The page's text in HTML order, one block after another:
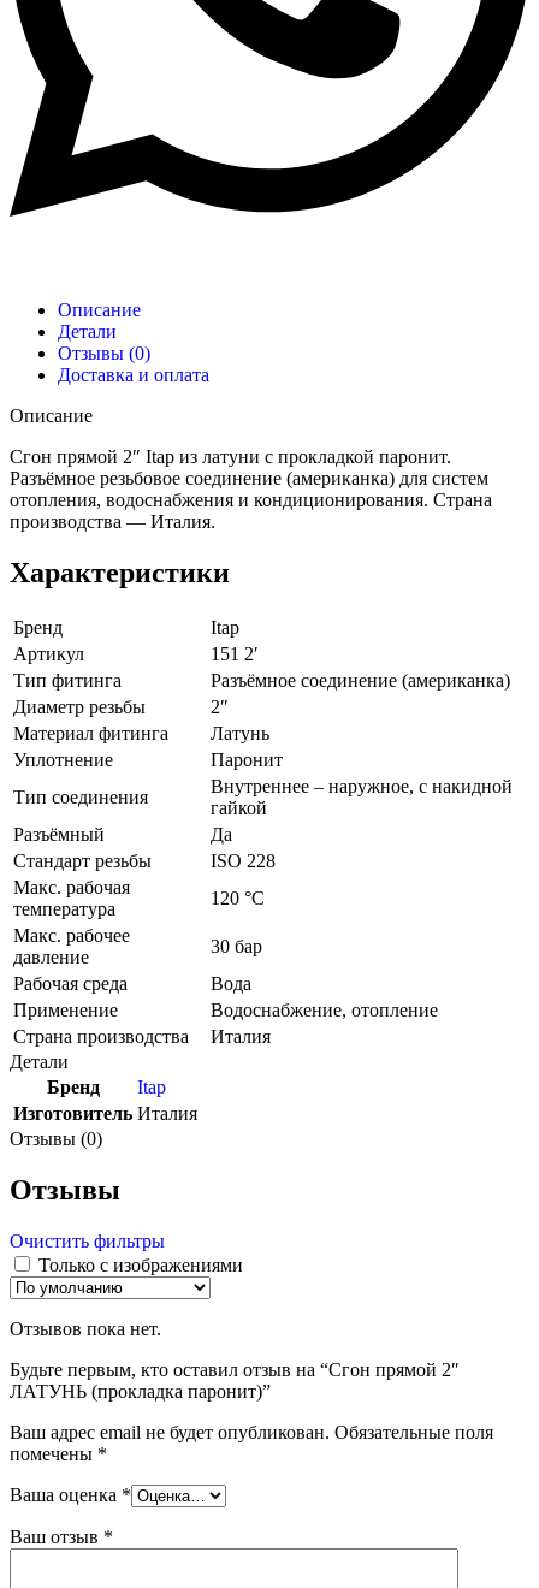
Описание
Детали
Отзывы (0)
Доставка и оплата
Описание
Сгон прямой 2″ Itap из латуни с прокладкой паронит.
Разъёмное резьбовое соединение (американка) для систем
отопления, водоснабжения и кондиционирования. Страна
производства — Италия.
Характеристики
Бренд
Itap
Артикул
151 2′
Тип фитинга
Разъёмное соединение (американка)
Диаметр резьбы
2″
Материал фитинга
Латунь
Уплотнение
Паронит
Тип соединения
Внутреннее – наружное, с накидной
гайкой
Разъёмный
Да
Стандарт резьбы
ISO 228
Макс. рабочая
температура
120 °С
Макс. рабочее
давление
30 бар
Рабочая среда
Вода
Применение
Водоснабжение, отопление
Страна производства
Италия
Детали
Бренд
Itap
Изготовитель Италия
Отзывы (0)
Отзывы
Очистить фильтры
Только с изображениями
Отзывов пока нет.
Будьте первым, кто оставил отзыв на “Сгон прямой 2″
ЛАТУНЬ (прокладка паронит)”
Ваш адрес email не будет опубликован. Обязательные поля
помечены *
Ваша оценка *
Ваш отзыв *